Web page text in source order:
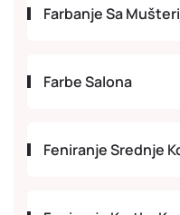
Farbanje Sa
Farbe Salona
Feniranje Srednje